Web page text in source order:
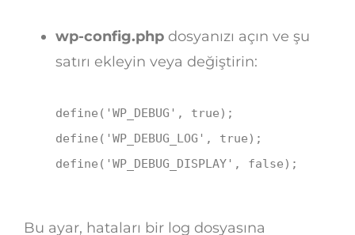
wp-config.php dosyanızı açın ve şu
satırı ekleyin veya değiştirin:
define ( 'WP_DEBUG' , true);
define ( 'WP_DEBUG_LOG' , true);
define ( 'WP_DEBUG_DISPLAY' , false);
Bu ayar, hataları bir log dosyasına